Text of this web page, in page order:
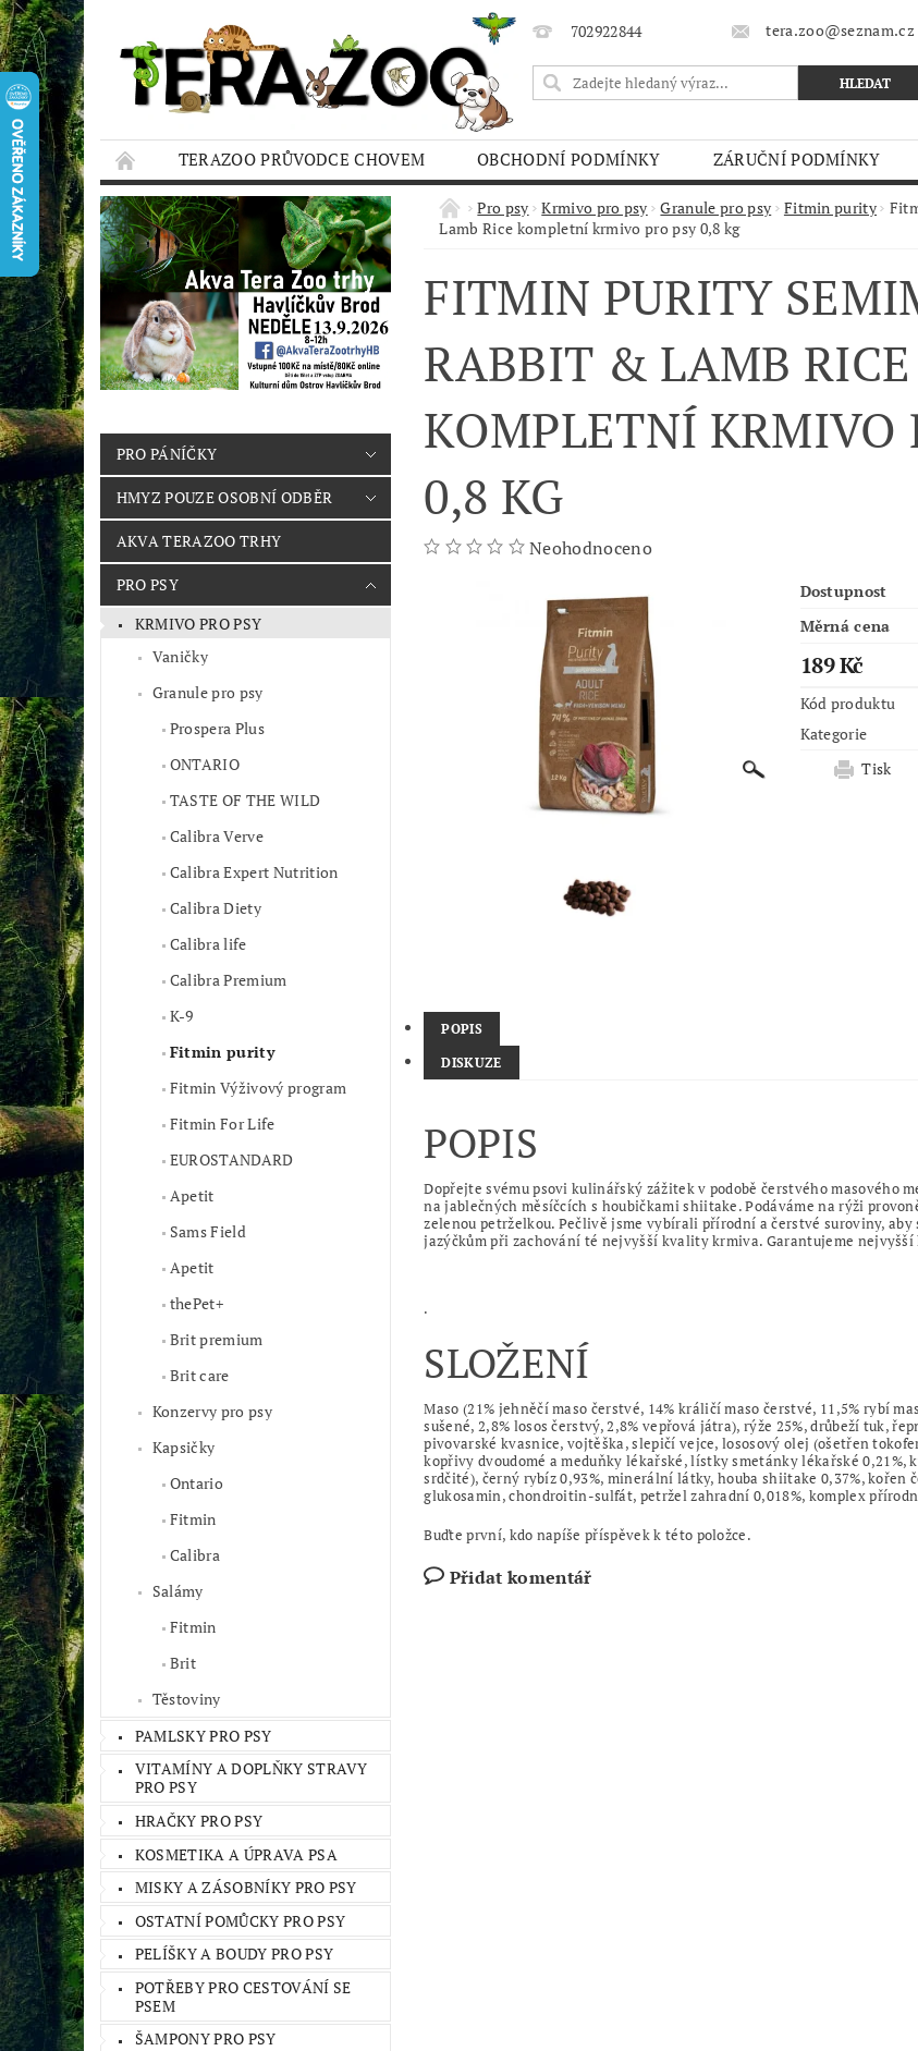
702922844 tera.zoo@seznam.cz
TERAZOO PRŮVODCE CHOVEM OBCHODNÍ PODMÍNKY ZÁRUČNÍ PODMÍNKY
HODNOCENÍ OBCHODU
AQUA TERAZOO TRHY
PRO PÁNÍČKY
HMYZ POUZE OSOBNÍ ODBĚR
AKVA TERAZOO TRHY
PRO PSY
KRMIVO PRO PSY
Vaničky
Granule pro psy
Prospera Plus
ONTARIO
TASTE OF THE WILD
Calibra Verve
Calibra Expert Nutrition
Calibra Diety
Calibra life
Calibra Premium
K-9
Fitmin purity
Fitmin Výživový program
Fitmin For Life
EUROSTANDARD
Apetit
Sams Field
Apetit
thePet+
Brit premium
Brit care
Konzervy pro psy
Kapsičky
Ontario
Fitmin
Calibra
Salámy
Fitmin
Brit
Těstoviny
PAMLSKY PRO PSY
VITAMÍNY A DOPLŇKY STRAVY
PRO PSY
HRAČKY PRO PSY
KOSMETIKA A ÚPRAVA PSA
MISKY A ZÁSOBNÍKY PRO PSY
OSTATNÍ POMŮCKY PRO PSY
PELÍŠKY A BOUDY PRO PSY
POTŘEBY PRO CESTOVÁNÍ SE
PSEM
ŠAMPONY PRO PSY
Pro psy Krmivo pro psy Granule pro psy Fitmin purity
Lamb Rice kompletní krmivo pro psy 0,8 kg
FITMIN PURITY
RABBIT & LAMB RICE
KOMPLETNÍ KRMIVO
0,8 KG
Neohodnoceno
Dostupnost
Měrná cena
189 Kč
Kód produktu
Kategorie
Tisk
POPIS
DISKUZE
POPIS
Dopřejte svému psovi kulinářský zážitek v podobě čerstvého masového
na jablečných měsíčcích s houbičkami shiitake. Podáváme na rýži
zelenou petrželkou. Pečlivě jsme vybírali přírodní a čerstvé suroviny,
jazýčkům při zachování té nejvyšší kvality krmiva. Garantujeme
.
SLOŽENÍ
Maso (21% jehněčí maso čerstvé, 14% králičí maso čerstvé, 11,5% rybí
sušené, 2,8% losos čerstvý, 2,8% vepřová játra), rýže 25%, drůbeží tuk,
pivovarské kvasnice, vojtěška, slepičí vejce, lososový olej (ošetřen
kopřivy dvoudomé a meduňky lékařské, lístky smetánky lékařské 0,21%,
srdčité), černý rybíz 0,93%, minerální látky, houba shiitake 0,37%, kořen
glukosamin, chondroitin-sulfát, petržel zahradní 0,018%, komplex
Buďte první, kdo napíše příspěvek k této položce.
Přidat komentář